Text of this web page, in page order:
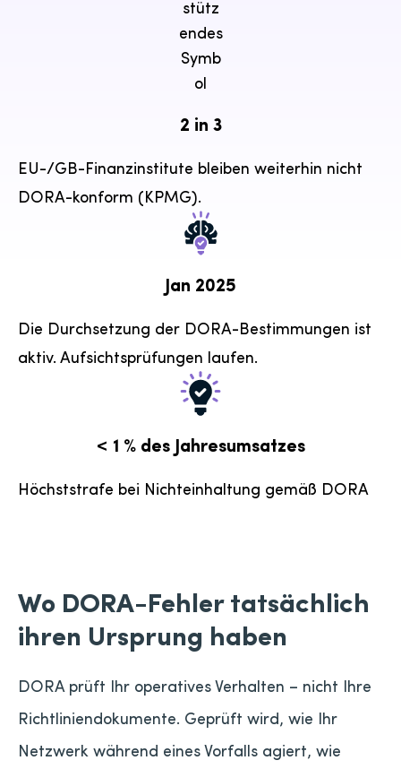
2 in 3
EU-/GB-Finanzinstitute bleiben weiterhin nicht
DORA-konform (KPMG).
Jan 2025
Die Durchsetzung der DORA-Bestimmungen ist
aktiv. Aufsichtsprüfungen laufen.
< 1 % des Jahresumsatzes
Höchststrafe bei Nichteinhaltung gemäß DORA
Wo DORA-Fehler tatsächlich
ihren Ursprung haben
DORA prüft Ihr operatives Verhalten – nicht Ihre
Richtliniendokumente. Geprüft wird, wie Ihr
Netzwerk während eines Vorfalls agiert, wie